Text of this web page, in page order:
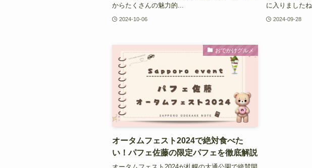
からたくさんの魅力的...
2024-10-06
に入りました
2024-09-28
おでかけグルメ
オータムフェスト2024で絶対食べた
い！パフェ佐藤の限定パフェを徹底解説